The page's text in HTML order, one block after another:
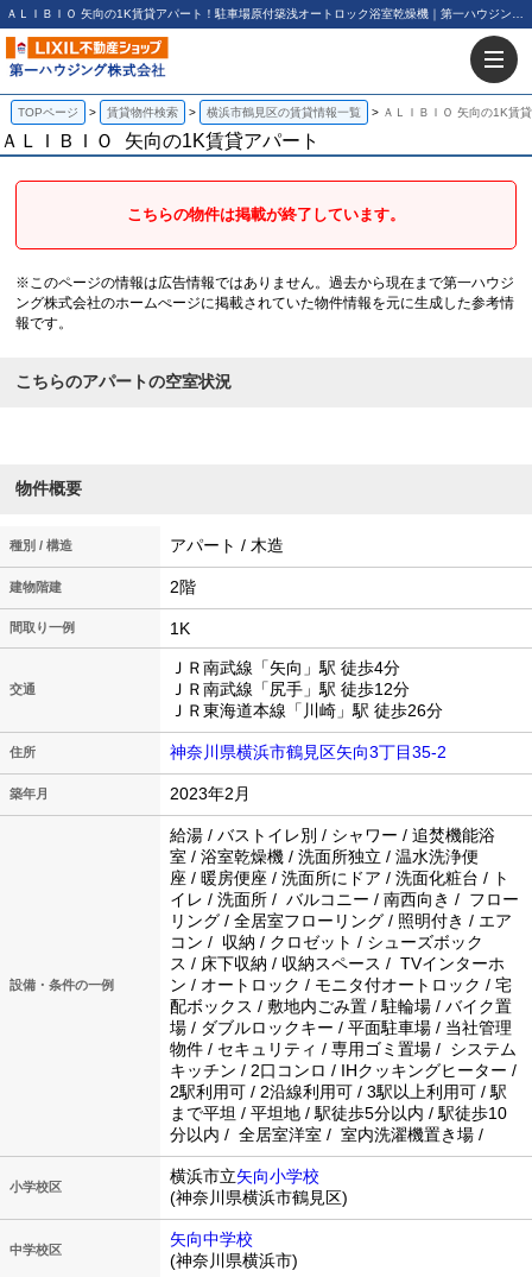
TOPページ 賃貸物件検索 横浜市鶴見区の賃貸情報一覧 ＡＬＩＢＩＯ 矢向の1K賃
ＡＬＩＢＩＯ 矢向の1K賃貸アパート
こちらの物件は掲載が終了しています。
※このページの情報は広告情報ではありません。過去から現在まで第一ハウジ
ング株式会社のホームぺージに掲載されていた物件情報を元に生成した参考情
報です。
こちらのアパートの空室状況
物件概要
種別 / 構造 アパート / 木造
建物階建 2階
間取り一例 1K
交通
ＪＲ南武線「矢向」駅 徒歩4分
ＪＲ南武線「尻手」駅 徒歩12分
ＪＲ東海道本線「川崎」駅 徒歩26分
住所 神奈川県横浜市鶴見区矢向3丁目35-2
築年月 2023年2月
設備・条件の一例
給湯 / バストイレ別 / シャワー / 追焚機能浴
室 / 浴室乾燥機 / 洗面所独立 / 温水洗浄便
座 / 暖房便座 / 洗面所にドア / 洗面化粧台 / ト
イレ / 洗面所 / バルコニー / 南西向き / フロー
リング / 全居室フローリング / 照明付き / エア
コン / 収納 / クロゼット / シューズボック
ス / 床下収納 / 収納スペース / TVインターホ
ン / オートロック / モニタ付オートロック / 宅
配ボックス / 敷地内ごみ置 / 駐輪場 / バイク置
場 / ダブルロックキー / 平面駐車場 / 当社管理
物件 / セキュリティ / 専用ゴミ置場 / システム
キッチン / 2口コンロ / IHクッキングヒーター /
2駅利用可 / 2沿線利用可 / 3駅以上利用可 / 駅
まで平坦 / 平坦地 / 駅徒歩5分以内 / 駅徒歩10
分以内 / 全居室洋室 / 室内洗濯機置き場 /
小学校区
横浜市立矢向小学校
(神奈川県横浜市鶴見区)
中学校区
矢向中学校
(神奈川県横浜市)